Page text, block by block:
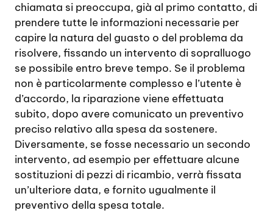
chiamata si preoccupa, già al primo contatto, di
prendere tutte le informazioni necessarie per
capire la natura del guasto o del problema da
risolvere, fissando un intervento di sopralluogo
se possibile entro breve tempo. Se il problema
non è particolarmente complesso e l’utente è
d’accordo, la riparazione viene effettuata
subito, dopo avere comunicato un preventivo
preciso relativo alla spesa da sostenere.
Diversamente, se fosse necessario un secondo
intervento, ad esempio per effettuare alcune
sostituzioni di pezzi di ricambio, verrà fissata
un’ulteriore data, e fornito ugualmente il
preventivo della spesa totale.